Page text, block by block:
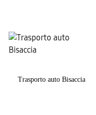
Trasporto auto Bisaccia